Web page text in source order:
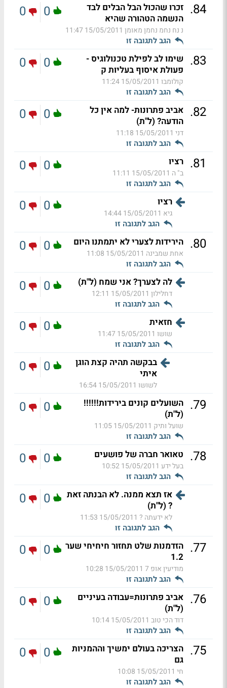
84
. זכרו שהכול הבל הבלים לבד
הנשמה הטהורה שהיא
נ נח נחמ נחמן מאומן 15/05/2011 11:47
הגב לתגובה זו
0
0
83
. שימו לב לפילת טכנולוגיס -
פעולת איסוף בעליות ק
קולומבו 15/05/2011 11:24
הגב לתגובה זו
0
0
82
. אביב פתרונות- למה אין כל
הודעה? (ל"ת)
דני 15/05/2011 11:18
הגב לתגובה זו
0
0
81
. רציו
ב" ה 15/05/2011 11:11
הגב לתגובה זו
0
0
רציו
גיא 15/05/2011 14:44
הגב לתגובה זו
0
0
80
. הירידות לצערי לא יתמתנו היום
אחת שמבינה 15/05/2011 11:08
הגב לתגובה זו
0
0
לה לצערך? אני שמח (ל"ת)
דחלילון 15/05/2011 12:11
הגב לתגובה זו
0
0
חזאית
שושו 15/05/2011 11:47
הגב לתגובה זו
0
0
בבקשה תהיה קצת הוגן
איתי
לשושו 15/05/2011 16:54
0
0
79
. השועלים קונים בירידות!!!!!!
(ל"ת)
שועל ותיק 15/05/2011 11:05
הגב לתגובה זו
0
0
78
. טאואר חברה של פושעים
בעל ידע 15/05/2011 10:52
הגב לתגובה זו
0
0
אז תצא ממנה. לא הבנתה זאת
? (ל"ת)
לא ידעתה ? 15/05/2011 11:53
הגב לתגובה זו
0
0
77
. הזדמנות שלט תחזור חיחיחי שער
1.2
מודיעין אופ 7 15/05/2011 10:28
הגב לתגובה זו
0
0
76
. אביב פתרונות=עבודה בעיניים
(ל"ת)
דוד הכי טוב 15/05/2011 10:14
הגב לתגובה זו
0
0
75
. הצריכה בעולם ימשיך וההמניות
גם
חי 15/05/2011 10:08
הגב לתגובה זו
0
0